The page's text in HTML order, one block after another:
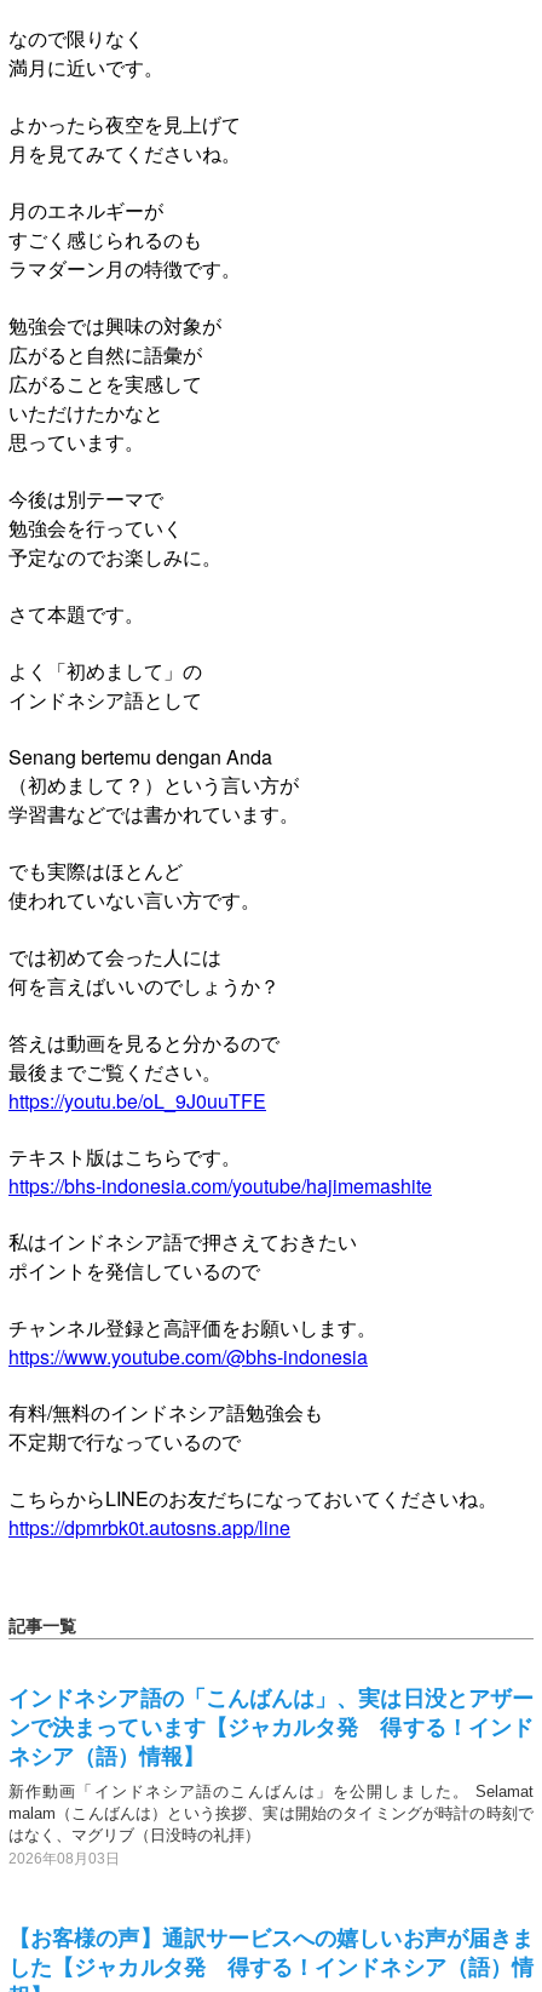
なので限りなく
満月に近いです。
よかったら夜空を見上げて
月を見てみてくださいね。
月のエネルギーが
すごく感じられるのも
ラマダーン月の特徴です。
勉強会では興味の対象が
広がると自然に語彙が
広がることを実感して
いただけたかなと
思っています。
今後は別テーマで
勉強会を行っていく
予定なのでお楽しみに。
さて本題です。
よく「初めまして」の
インドネシア語として
Senang bertemu dengan Anda
（初めまして？）という言い方が
学習書などでは書かれています。
でも実際はほとんど
使われていない言い方です。
では初めて会った人には
何を言えばいいのでしょうか？
答えは動画を見ると分かるので
最後までご覧ください。
https://youtu.be/oL_9J0uuTFE
テキスト版はこちらです。
https://bhs-indonesia.com/youtube/hajimemashite
私はインドネシア語で押さえておきたい
ポイントを発信しているので
チャンネル登録と高評価をお願いします。
https://www.youtube.com/@bhs-indonesia
有料/無料のインドネシア語勉強会も
不定期で行なっているので
こちらからLINEのお友だちになっておいてくださいね。
https://dpmrbk0t.autosns.app/line
記事一覧
インドネシア語の「こんばんは」、実は日没とアザー
ンで決まっています【ジャカルタ発 得する！インド
ネシア（語）情報】
新作動画「インドネシア語のこんばんは」を公開しました。 Selamat
malam（こんばんは）という挨拶、実は開始のタイミングが時計の時刻で
はなく、マグリブ（日没時の礼拝）
2026年08月03日
【お客様の声】通訳サービスへの嬉しいお声が届きま
した【ジャカルタ発 得する！インドネシア（語）情